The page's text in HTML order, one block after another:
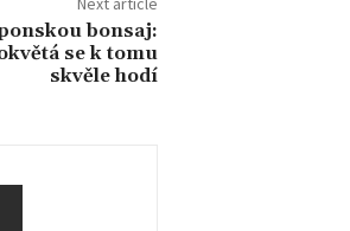
bonsaj:
se k tomu
skvěle hodí